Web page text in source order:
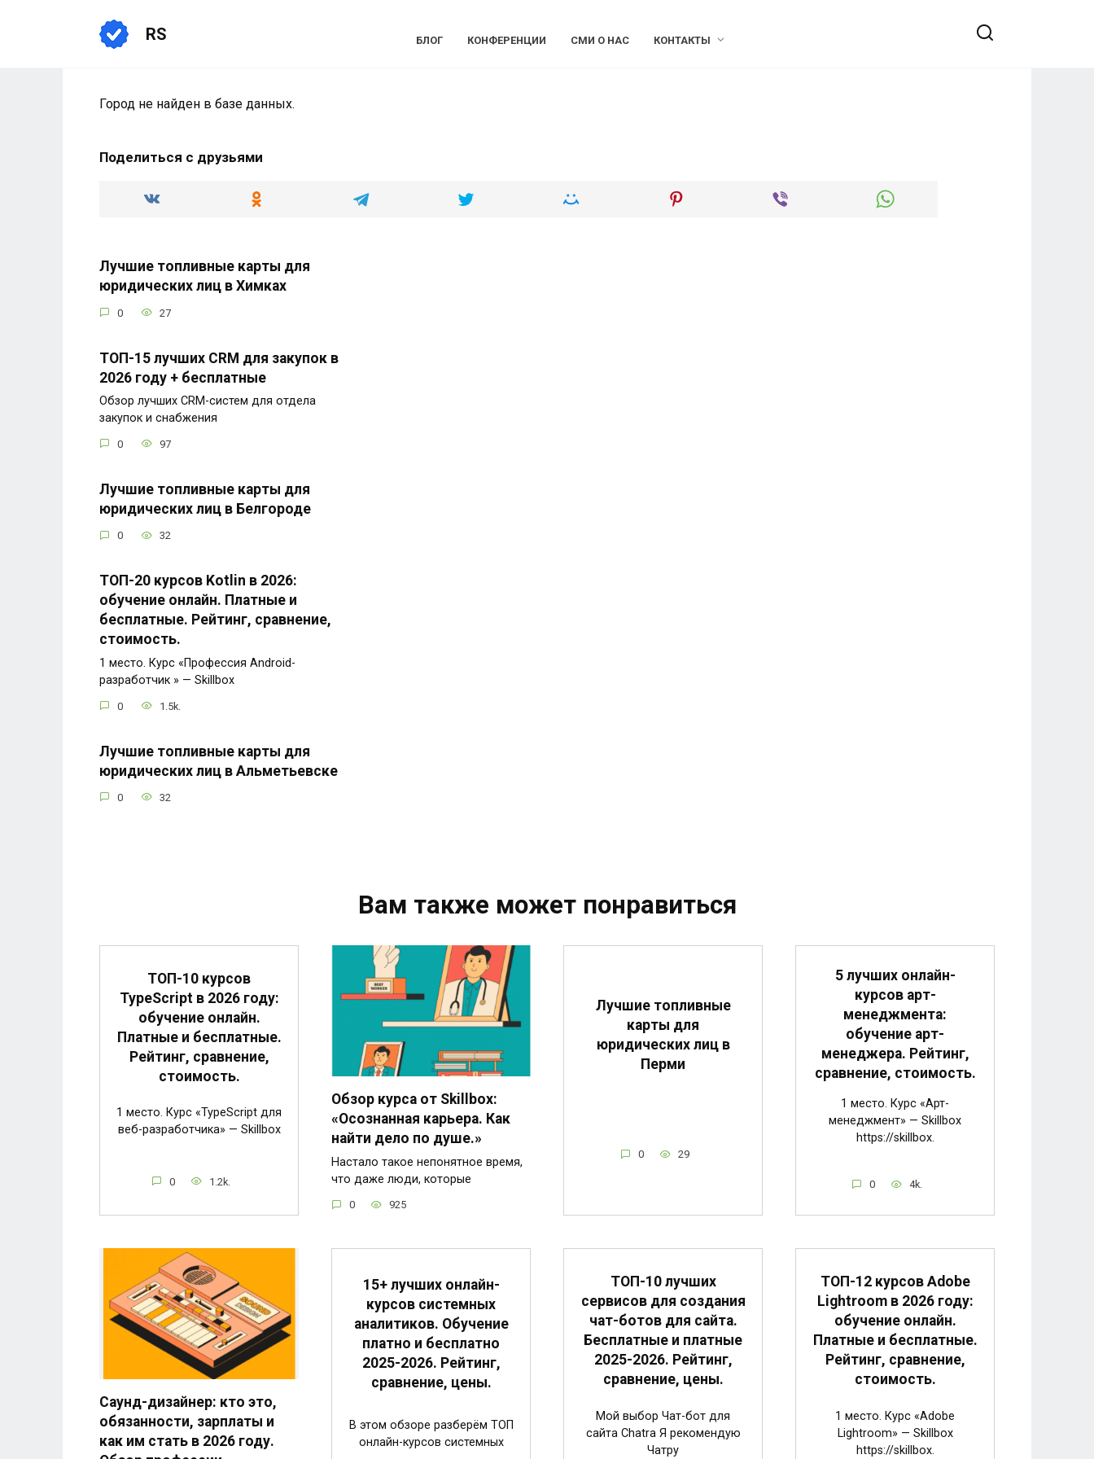
RS БЛОГ КОНФЕРЕНЦИИ СМИ О НАС КОНТАКТЫ
Город не найден в базе данных.
Поделиться с друзьями
Лучшие топливные карты для
юридических лиц в Химках
0 27
ТОП-15 лучших CRM для закупок в
2026 году + бесплатные
Обзор лучших CRM-систем для отдела
закупок и снабжения
0 97
Лучшие топливные карты для
юридических лиц в Белгороде
0 32
ТОП-20 курсов Kotlin в 2026:
обучение онлайн. Платные и
бесплатные. Рейтинг, сравнение,
стоимость.
1 место. Курс «Профессия Android-
разработчик » — Skillbox
0 1.5k.
Лучшие топливные карты для
юридических лиц в Альметьевске
0 32
Вам также может понравиться
ТОП-10 курсов
TypeScript в 2026 году:
обучение онлайн.
Платные и бесплатные.
Рейтинг, сравнение,
стоимость.
1 место. Курс «TypeScript для
веб-разработчика» — Skillbox
0 1.2k.
Обзор курса от Skillbox:
«Осознанная карьера. Как
найти дело по душе.»
Настало такое непонятное время,
что даже люди, которые
0 925
Лучшие топливные
карты для
юридических лиц в
Перми
0 29
5 лучших онлайн-
курсов арт-
менеджмента:
обучение арт-
менеджера. Рейтинг,
сравнение, стоимость.
1 место. Курс «Арт-
менеджмент» — Skillbox
https://skillbox.
0 4k.
Саунд-дизайнер: кто это,
обязанности, зарплаты и
как им стать в 2026 году.
15+ лучших онлайн-
курсов системных
аналитиков. Обучение
платно и бесплатно
2025-2026. Рейтинг,
сравнение, цены.
В этом обзоре разберём ТОП
онлайн-курсов системных
ТОП-10 лучших
сервисов для создания
чат-ботов для сайта.
Бесплатные и платные
2025-2026. Рейтинг,
сравнение, цены.
Мой выбор Чат-бот для
сайта Chatra Я рекомендую
Чатру
ТОП-12 курсов Adobe
Lightroom в 2026 году:
обучение онлайн.
Платные и бесплатные.
Рейтинг, сравнение,
стоимость.
1 место. Курс «Adobe
Lightroom» — Skillbox
https://skillbox.